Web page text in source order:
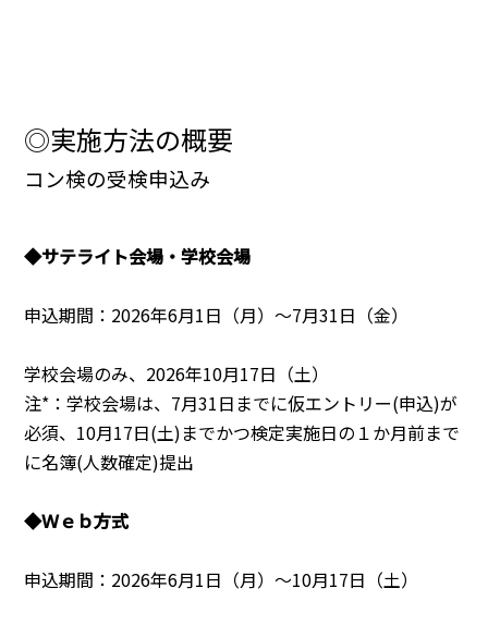
◎実施方法の概要
コン検の受検申込み
◆サテライト会場・学校会場
申込期間：2026年6月1日（月）～7月31日（金）
学校会場のみ、2026年10月17日（土）
注*：学校会場は、7月31日までに仮エントリー(申込)が
必須、10月17日(土)までかつ検定実施日の１か月前まで
に名簿(人数確定)提出
◆Ｗｅｂ方式
申込期間：2026年6月1日（月）～10月17日（土）